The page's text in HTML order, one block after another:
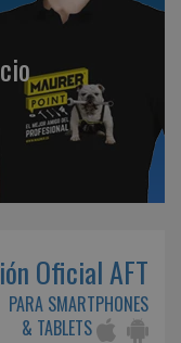
Oficial AFT
PARA SMARTPHONES
& TABLETS